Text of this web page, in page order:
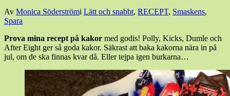
Den
8
20188
december,
2018
Av Monica Söderströmi Lätt och snabbt, RECEPT, Smaskens,
Spara
Prova mina recept på kakor med godis! Polly, Kicks, Dumle och
After Eight ger så goda kakor. Säkrast att baka kakorna nära in på
jul, om de ska finnas kvar då. Eller tejpa igen burkarna…